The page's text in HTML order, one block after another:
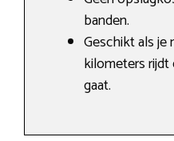
banden.
Geschikt als je
kilometers
gaat.